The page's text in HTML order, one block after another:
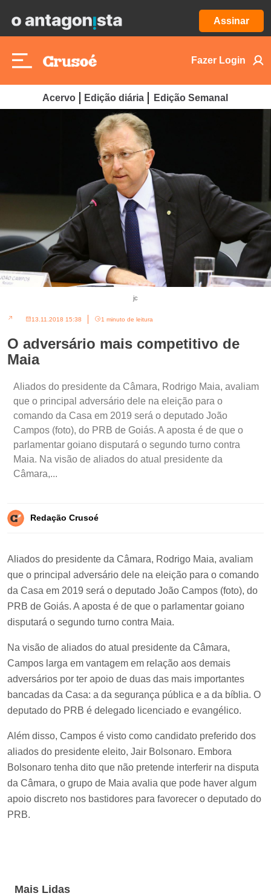
Assinar
Fazer Login
Acervo Edição diária Edição Semanal
jc
13.11.2018 15:38 1 minuto de leitura
O adversário mais competitivo de
Maia
Aliados do presidente da Câmara, Rodrigo Maia, avaliam
que o principal adversário dele na eleição para o
comando da Casa em 2019 será o deputado João
Campos (foto), do PRB de Goiás. A aposta é de que o
parlamentar goiano disputará o segundo turno contra
Maia. Na visão de aliados do atual presidente da
Câmara,...
Redação Crusoé
Aliados do presidente da Câmara, Rodrigo Maia, avaliam
que o principal adversário dele na eleição para o comando
da Casa em 2019 será o deputado João Campos (foto), do
PRB de Goiás. A aposta é de que o parlamentar goiano
disputará o segundo turno contra Maia.
Na visão de aliados do atual presidente da Câmara,
Campos larga em vantagem em relação aos demais
adversários por ter apoio de duas das mais importantes
bancadas da Casa: a da segurança pública e a da bíblia. O
deputado do PRB é delegado licenciado e evangélico.
Além disso, Campos é visto como candidato preferido dos
aliados do presidente eleito, Jair Bolsonaro. Embora
Bolsonaro tenha dito que não pretende interferir na disputa
da Câmara, o grupo de Maia avalia que pode haver algum
apoio discreto nos bastidores para favorecer o deputado do
PRB.
Mais Lidas